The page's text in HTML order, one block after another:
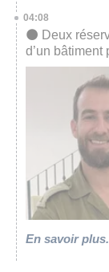
04:08
⚫️ Deux
d’un
En savoir